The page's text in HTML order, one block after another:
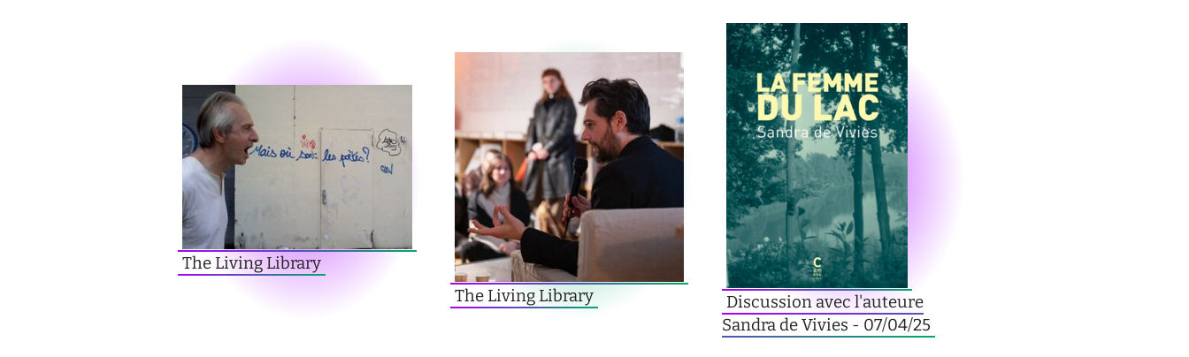
The Living Library
The Living Library
Discussion avec l'auteure
Sandra de Vivies - 07/04/25